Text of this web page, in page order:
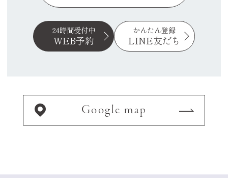
24時間受付中
WEB予約
かんたん登録
LINE友だち
Google map